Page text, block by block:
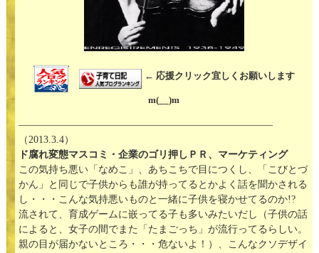
← 応援クリック宜しくお願いします
m(__)m
—————————————————————————–
（2013.3.4）
ド腐れ変態マスコミ・企業のゴリ押しＰＲ、マーケティング
この気持ち悪い「なめこ」、あちこちで目につくし、「こびとづ
かん」と同じで子供からも誰が持ってるとかよく話を聞かされる
し・・・こんな気持悪いものと一緒に子供を寝かせてるのか!?
流されて、育成ゲームに嵌ってる子も多いみたいだし（子供の話
によると、女子の間でまた「たまごっち」が流行ってるらしい。
親の目が届かないところ・・・危ないよ！）、こんなクソデザイ